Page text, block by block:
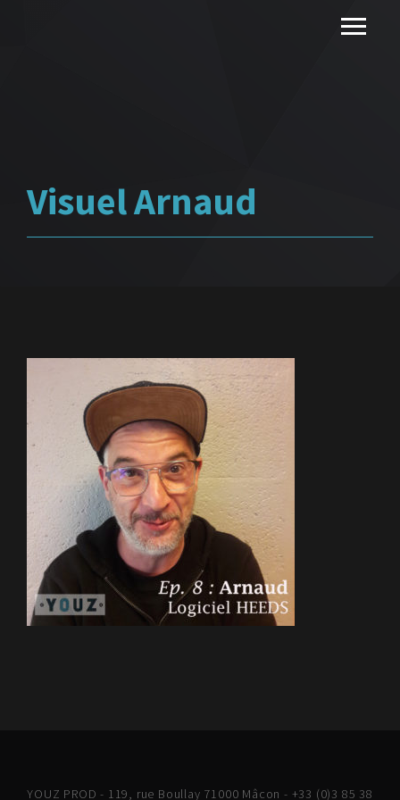
Visuel Arnaud
YOUZ PROD - 119, rue Boullay 71000 Mâcon - +33 (0)3 85 38